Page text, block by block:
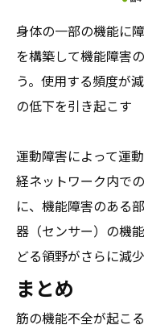
身体の一部の機能に
を構築して機能障害
う。使用する頻度が
の低下を引き起こす
運動障害によって運
経ネットワーク内で
に、機能障害のある
器（センサー）の機
どる領野がさらに減
まとめ
筋の機能不全が起こ